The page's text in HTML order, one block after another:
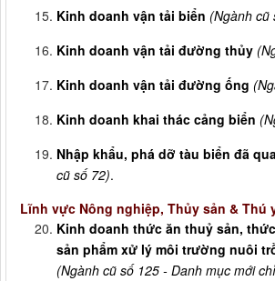
Kinh doanh vận tải biển (Ngành cũ
Kinh doanh vận tải đường thủy
Kinh doanh vận tải đường ống
Kinh doanh khai thác cảng biển
Nhập khẩu, phá dỡ tàu biển đã
cũ số 72).
Lĩnh vực Nông nghiệp, Thủy sản & Thú
Kinh doanh thức ăn thuỷ sản,
sản phẩm xử lý môi trường nuôi
(Ngành cũ số 125 - Danh mục mới